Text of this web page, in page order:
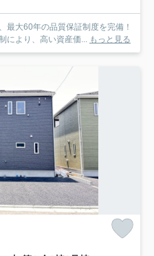
最大60年の品質保証制度を完備！
により、高い資産価... もっと見る